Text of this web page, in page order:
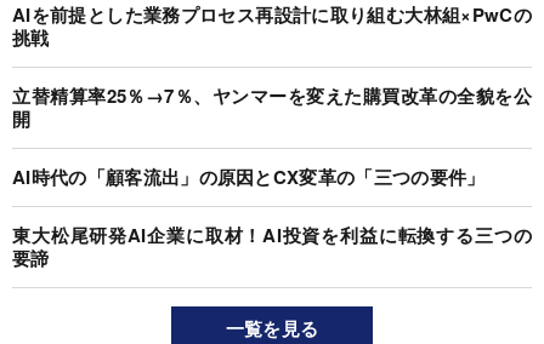
AIを前提とした業務プロセス再設計に取り組む大林組×PwCの
挑戦
立替精算率25％→7％、ヤンマーを変えた購買改革の全貌を公
開
AI時代の「顧客流出」の原因とCX変革の「三つの要件」
東大松尾研発AI企業に取材！AI投資を利益に転換する三つの
要諦
一覧を見る